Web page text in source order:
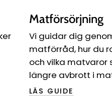
Matförsörjning
Vi guidar dig
matförråd, hur du
och vilka matvaror
längre avbrott i
LÄS GUIDE